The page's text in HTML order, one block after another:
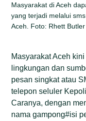
Masyarakat di Aceh
yang terjadi melalui
Aceh. Foto: Rhett Butler
Masyarakat Aceh
lingkungan dan
pesan singkat atau
telepon seluler
Caranya, dengan
nama gampong#isi